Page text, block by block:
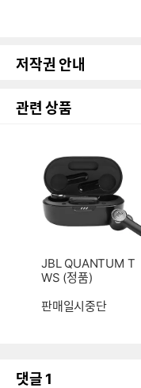
저작권 안내
관련 상품
JBL QUANTUM T
WS (정품)
판매일시중단
댓글 1